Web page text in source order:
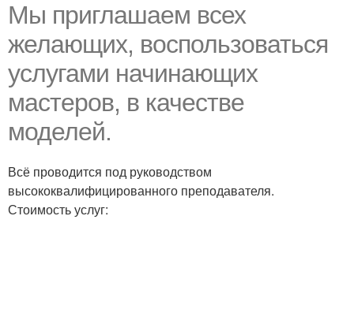
Мы приглашаем всех
желающих, воспользоваться
услугами начинающих
мастеров, в качестве
моделей.
Всё проводится под руководством
высококвалифицированного преподавателя.
Стоимость услуг: